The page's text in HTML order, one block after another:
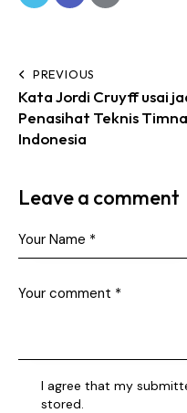
PREVIOUS
Kata Jordi Cruyff usai
Penasihat Teknis
Indonesia
Leave a comment
I agree that my
stored.